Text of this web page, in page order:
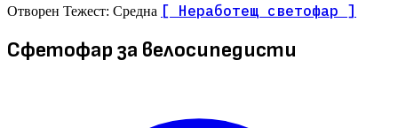
Отворен Тежест: Средна [ Неработещ светофар ]
Сфетофар за велосипедисти